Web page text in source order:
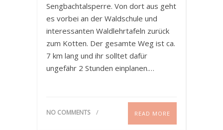
Sengbachtalsperre. Von dort aus geht
es vorbei an der Waldschule und
interessanten Waldlehrtafeln zurück
zum Kotten. Der gesamte Weg ist ca.
7 km lang und ihr solltet dafür
ungefähr 2 Stunden einplanen.…
NO COMMENTS READ MORE